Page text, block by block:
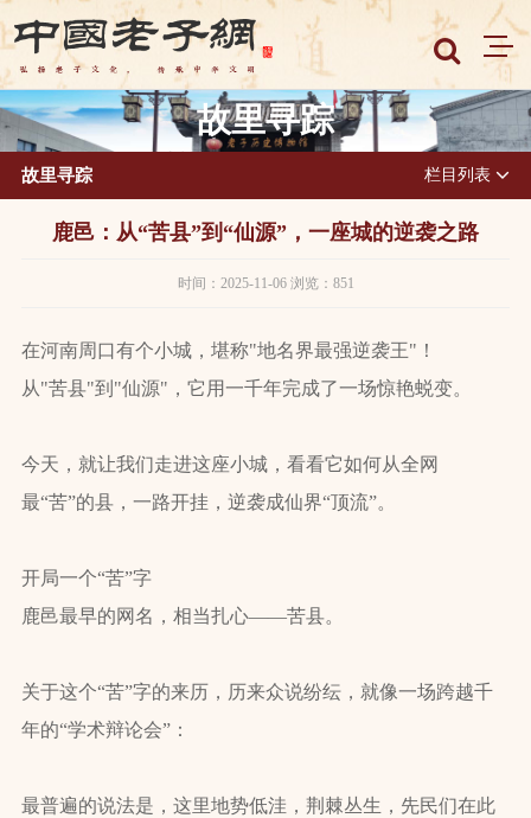
故里寻踪
故里寻踪 栏目列表
鹿邑：从“苦县”到“仙源”，一座城的逆袭之路
时间：2025-11-06 浏览：851
在河南周口有个小城，堪称"地名界最强逆袭王"！
从"苦县"到"仙源"，它用一千年完成了一场惊艳蜕变。
今天，就让我们走进这座小城，看看它如何从全网
最“苦”的县，一路开挂，逆袭成仙界“顶流”。
开局一个“苦”字
鹿邑最早的网名，相当扎心——苦县。
关于这个“苦”字的来历，历来众说纷纭，就像一场跨越千
年的“学术辩论会”：
最普遍的说法是，这里地势低洼，荆棘丛生，先民们在此